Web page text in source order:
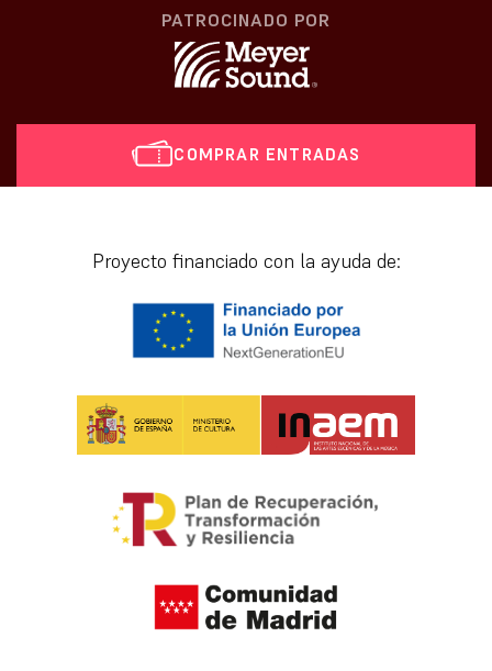
COMPRAR ENTRADAS
PATROCINADO POR
Proyecto financiado con la ayuda de: